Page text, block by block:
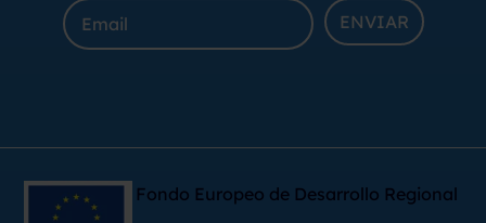
ENVIAR
Fondo Europeo de Desarrollo Regional